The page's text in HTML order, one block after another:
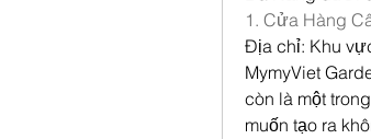
1. Cửa Hàng
Địa chỉ: Khu
MymyViet
còn là một
muốn tạo ra